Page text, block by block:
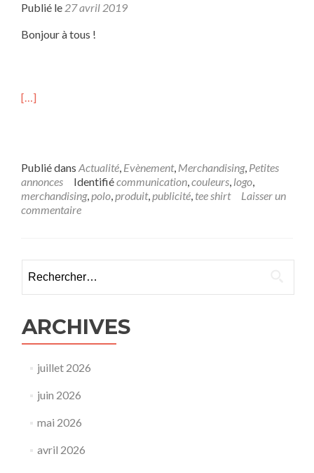
Publié le 27 avril 2019
Bonjour à tous !
[…]
Publié dans Actualité, Evènement, Merchandising, Petites
annonces
Identifiécommunication,couleurs, logo,
merchandising,polo,produit,publicité, tee shirt
Laisser un
commentaire
ARCHIVES
juillet 2026
juin 2026
mai 2026
avril 2026